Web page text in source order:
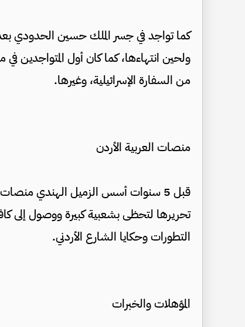
ولحين انتهاءها، كما كان أول المتواجدين
من السفارة الإسرائيلية، وغيرها.
منصات العربية الأردن
قبل 5 سنوات أسس الزميل الهندي
تحريرها لتحظى بشعبية كبيرة ووصول إلى
التطورات وحكايا الشارع الأردني.
المؤهلات والخبرات